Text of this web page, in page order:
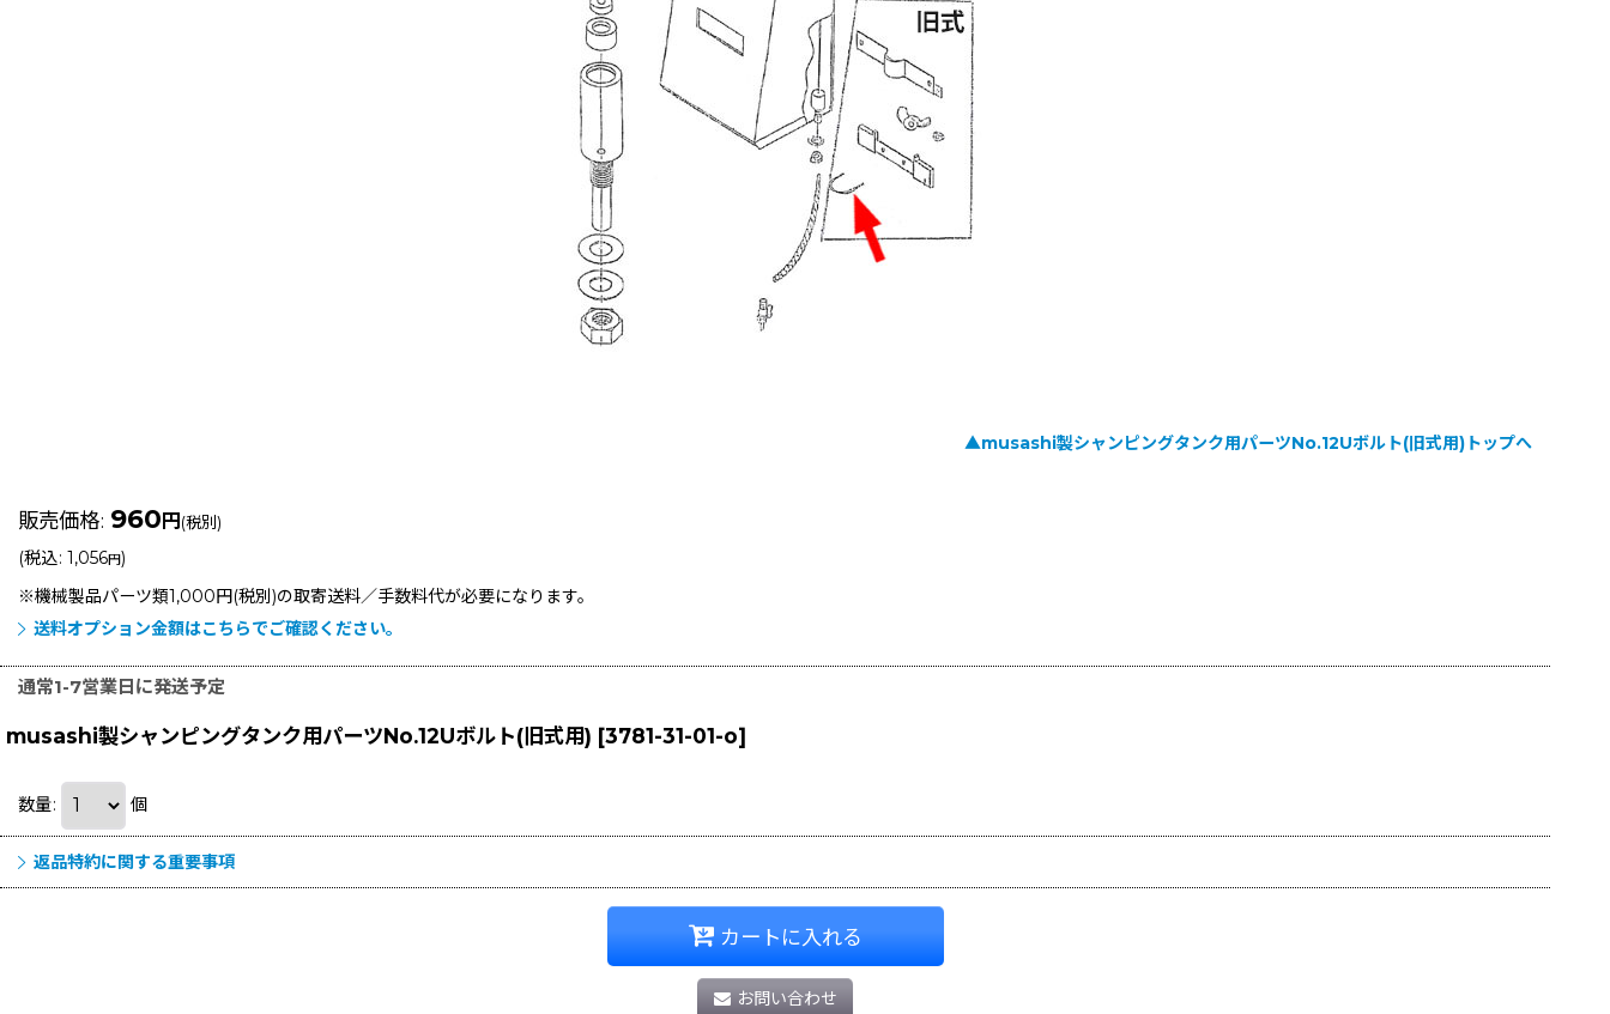
▲musashi製シャンピングタンク用パーツNo.12Uボルト(旧式用)トップへ
販売価格: 960円(税別)
(税込: 1,056円)
※機械製品パーツ類1,000円(税別)の取寄送料／手数料代が必要になります。
送料オプション金額はこちらでご確認ください。
通常1-7営業日に発送予定
musashi製シャンピングタンク用パーツNo.12Uボルト(旧式用) [3781-31-01-o]
数量: 個
返品特約に関する重要事項
カートに入れる
お問い合わせ